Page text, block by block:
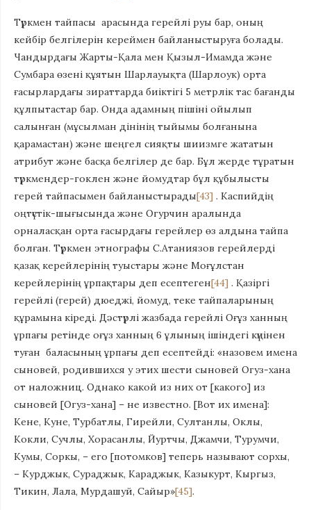
Түркмен тайпасы арасында герейлі руы бар, оның
кейбір белгілерін кереймен байланыстыруға болады.
Чандырдағы Жарты-Қала мен Қызыл-Имамда және
Сумбара өзені құятын Шарлауықта (Шарлоук) орта
ғасырлардағы зираттарда биіктігі 5 метрлік тас бағанды
құлпытастар бар. Онда адамның пішіні ойылып
салынған (мұсылман дінінің тыйымы болғанына
қарамастан) және шеңгел сияқты шиизмге жататын
атрибут және басқа белгілер де бар. Бұл жерде тұратын
түркмендер-гоклен және йомудтар бұл құбылысты
герей тайпасымен байланыстырады[43] . Каспийдің
оңтүстік-шығысында және Огурчин аралында
орналасқан орта ғасырдағы герейлер өз алдына тайпа
болған. Түркмен этнографы С.Атаниязов герейлерді
қазақ керейлерінің туыстары және Моғұлстан
керейлерінің ұрпақтары деп есептеген[44] . Қазіргі
герейлі (герей) дюеджі, йомуд, теке тайпаларының
құрамына кіреді. Дәстүрлі жазбада герейлі Оғұз ханның
ұрпағы ретінде оғұз ханның 6 ұлының ішіндегі күңінен
туған баласының ұрпағы деп есептейді: «назовем имена
сыновей, родившихся у этих шести сыновей Огуз-хана
от наложниц. Однако какой из них от [какого] из
сыновей [Огуз-хана] – не известно. [Вот их имена]:
Кене, Кyне, Турбатлы, Гирейли, Султанлы, Оклы,
Кoкли, Сучлы, Хорасанлы, Йуртчы, Джамчи, Турумчи,
Кумы, Соркы, – его [потомков] теперь называют сорхы,
– Курджык, Сураджык, Караджык, Казыкурт, Кыргыз,
Тикин, Лала, Мурдашуй, Сайыр»[45].